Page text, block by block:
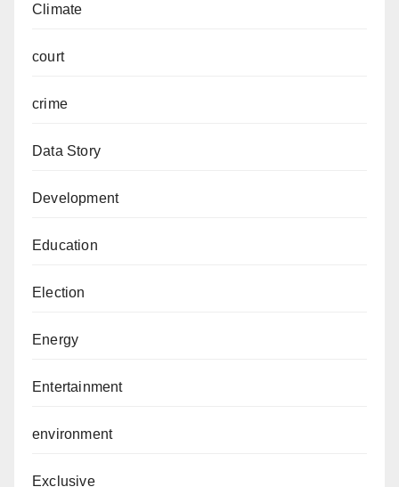
Climate
court
crime
Data Story
Development
Education
Election
Energy
Entertainment
environment
Exclusive